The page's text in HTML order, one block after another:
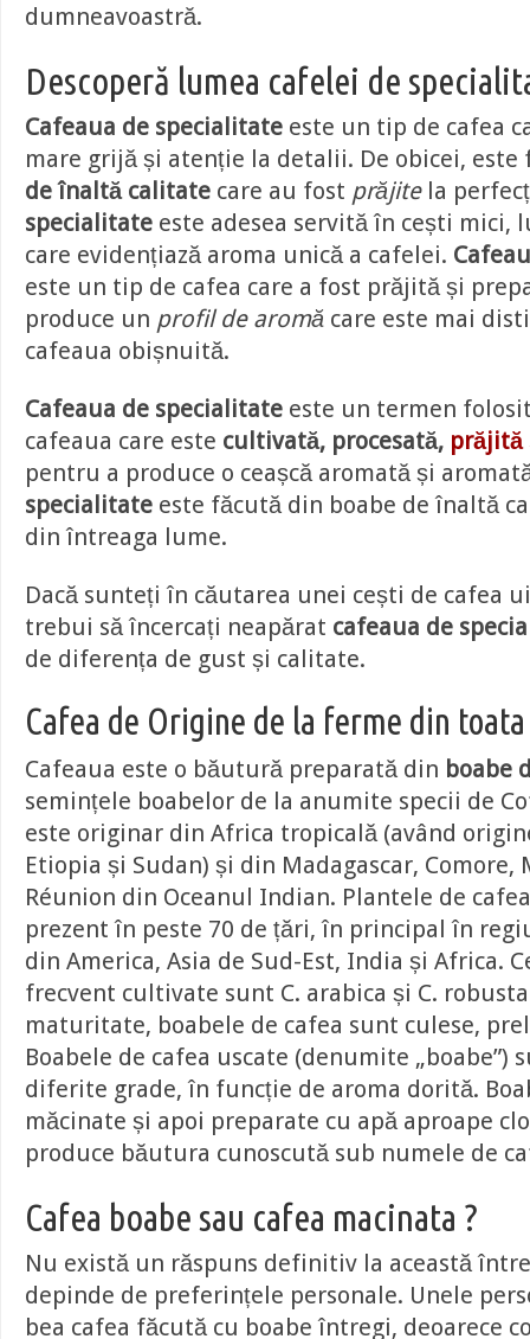
dumneavoastră.
Descoperă lumea cafelei de
Cafeaua de specialitate este un tip de cafea
mare grijă și atenție la detalii. De obicei,
de înaltă calitate care au fost prăjitela
specialitate este adesea servită în cești mici,
care evidențiază aroma unică a cafelei.
este un tip de cafea care a fost prăjită și
produce un profil de aromă care este mai
cafeaua obișnuită.
Cafeaua de specialitate este un termen
cafeaua care este cultivată, procesată, prăjită
pentru a produce o ceașcă aromată și
specialitate este făcută din boabe de înaltă
din întreaga lume.
Dacă sunteți în căutarea unei cești de cafea
trebui să încercați neapărat cafeaua de
de diferența de gust și calitate.
Cafea de Origine de la ferme din
Cafeaua este o băutură preparată din boabe
semințele boabelor de la anumite specii de
este originar din Africa tropicală (având
Etiopia și Sudan) și din Madagascar,
Réunion din Oceanul Indian. Plantele de
prezent în peste 70 de țări, în principal în
din America, Asia de Sud-Est, India și Africa.
frecvent cultivate sunt C. arabica și C.
maturitate, boabele de cafea sunt culese,
Boabele de cafea uscate (denumite „boabe”)
diferite grade, în funcție de aroma dorită.
măcinate și apoi preparate cu apă aproape
produce băutura cunoscută sub numele de
Cafea boabe sau cafea macinata ?
Nu există un răspuns definitiv la această
depinde de preferințele personale. Unele
bea cafea făcută cu boabe întregi, deoarece